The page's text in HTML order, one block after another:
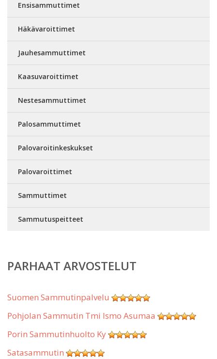
Ensisammuttimet
Häkävaroittimet
Jauhesammuttimet
Kaasuvaroittimet
Nestesammuttimet
Palosammuttimet
Palovaroitinkeskukset
Palovaroittimet
Sammuttimet
Sammutuspeitteet
PARHAAT ARVOSTELUT
Suomen Sammutinpalvelu
Pohjolan Sammutin Tmi Ismo Asumaa
Porin Sammutinhuolto Ky
Satasammutin